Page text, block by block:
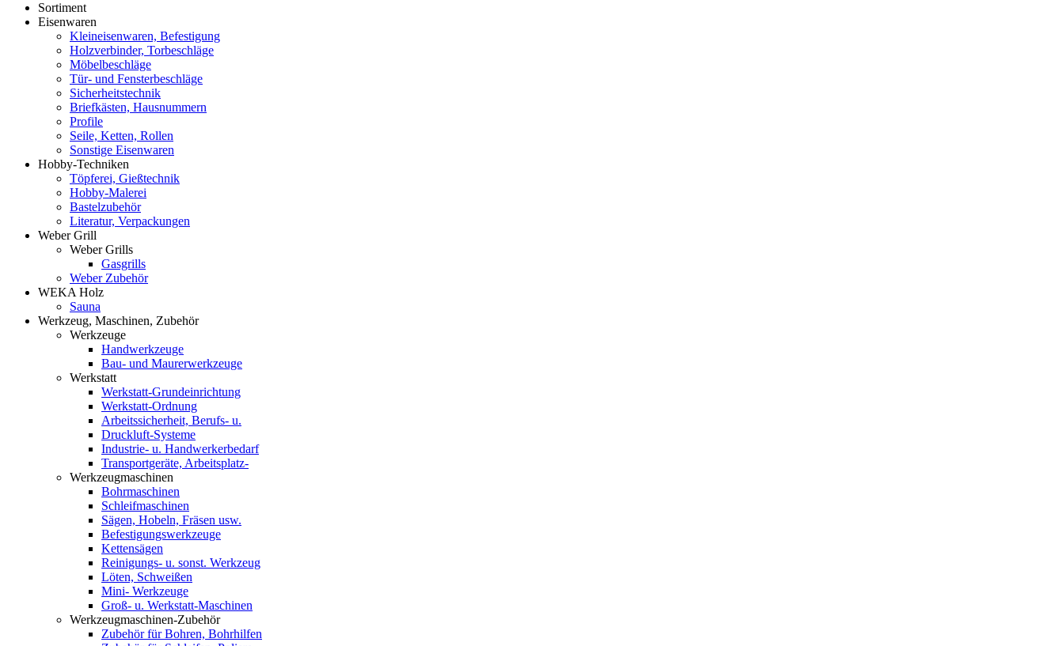
Sortiment
Eisenwaren
Kleineisenwaren, Befestigung
Holzverbinder, Torbeschläge
Möbelbeschläge
Tür- und Fensterbeschläge
Sicherheitstechnik
Briefkästen, Hausnummern
Profile
Seile, Ketten, Rollen
Sonstige Eisenwaren
Hobby-Techniken
Töpferei, Gießtechnik
Hobby-Malerei
Bastelzubehör
Literatur, Verpackungen
Weber Grill
Weber Grills
Gasgrills
Weber Zubehör
WEKA Holz
Sauna
Werkzeug, Maschinen, Zubehör
Werkzeuge
Handwerkzeuge
Bau- und Maurerwerkzeuge
Werkstatt
Werkstatt-Grundeinrichtung
Werkstatt-Ordnung
Arbeitssicherheit, Berufs- u.
Druckluft-Systeme
Industrie- u. Handwerkerbedarf
Transportgeräte, Arbeitsplatz-
Werkzeugmaschinen
Bohrmaschinen
Schleifmaschinen
Sägen, Hobeln, Fräsen usw.
Befestigungswerkzeuge
Kettensägen
Reinigungs- u. sonst. Werkzeug
Löten, Schweißen
Mini- Werkzeuge
Groß- u. Werkstatt-Maschinen
Werkzeugmaschinen-Zubehör
Zubehör für Bohren, Bohrhilfen